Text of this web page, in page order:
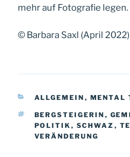
mehr auf Fotografie legen.
© Barbara Saxl (April 2022)
KATEGORIEN
ALLGEMEIN , MENTAL
SCHLAGWÖRTER
BERGSTEIGERIN ,
POLITIK , SCHWAZ ,
VERÄNDERUNG